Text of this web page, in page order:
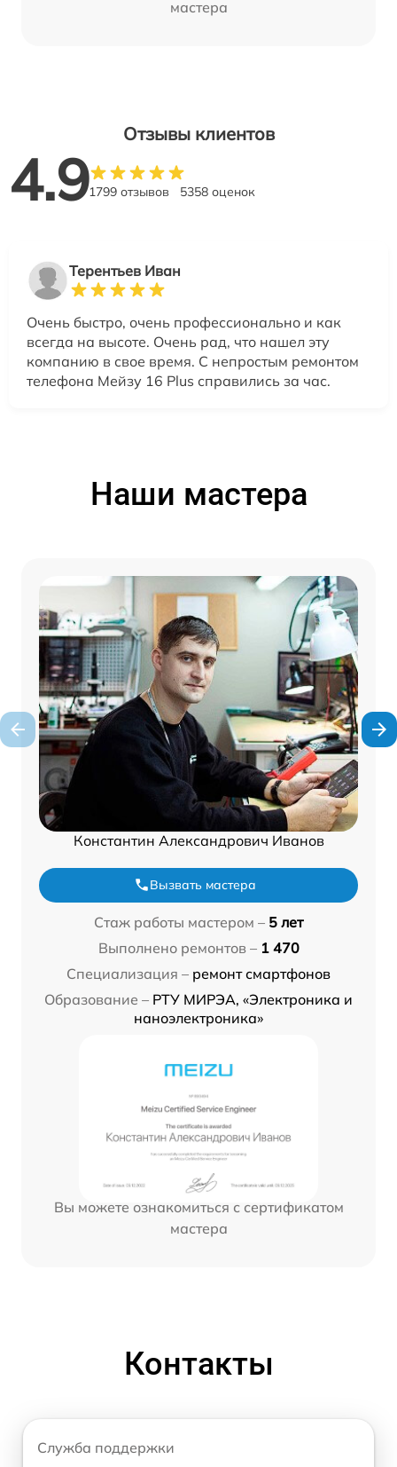
мастера
Отзывы клиентов
4.91799 отзывов 5358 оценок
Терентьев Иван
Очень быстро, очень профессионально и как
всегда на высоте. Очень рад, что нашел эту
компанию в свое время. С непростым ремонтом
телефона Мейзу 16 Plus справились за час.
Наши мастера
Константин Александрович Иванов
Вызвать мастера
Стаж работы мастером – 5 лет
Выполнено ремонтов – 1 470
Специализация – ремонт смартфонов
Образование – РТУ МИРЭА, «Электроника и
наноэлектроника»
Вы можете ознакомиться с сертификатом
мастера
Контакты
Служба поддержки